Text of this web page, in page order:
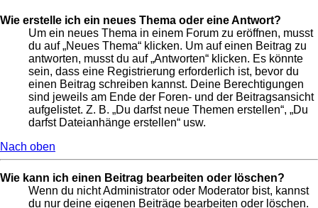
Wie erstelle ich ein neues Thema oder eine Antwort?
Um ein neues Thema in einem Forum zu eröffnen, musst
du auf „Neues Thema“ klicken. Um auf einen Beitrag zu
antworten, musst du auf „Antworten“ klicken. Es könnte
sein, dass eine Registrierung erforderlich ist, bevor du
einen Beitrag schreiben kannst. Deine Berechtigungen
sind jeweils am Ende der Foren- und der Beitragsansicht
aufgelistet. Z. B. „Du darfst neue Themen erstellen“, „Du
darfst Dateianhänge erstellen“ usw.
Nach oben
Wie kann ich einen Beitrag bearbeiten oder löschen?
Wenn du nicht Administrator oder Moderator bist, kannst
du nur deine eigenen Beiträge bearbeiten oder löschen.